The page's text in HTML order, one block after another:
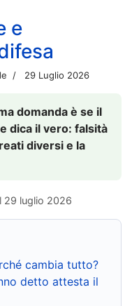
e
29 Luglio 2026
domanda è se il
dica il vero: falsità
diversi e la
29 luglio 2026
cambia tutto?
detto attesta il